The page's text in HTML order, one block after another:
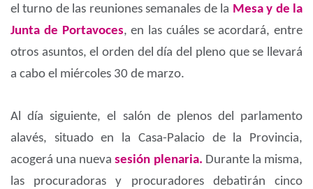
el turno de las reuniones semanales de la Mesa y de la
Junta de Portavoces, en las cuáles se acordará, entre
otros asuntos, el orden del día del pleno que se llevará
a cabo el miércoles 30 de marzo.
Al día siguiente, el salón de plenos del parlamento
alavés, situado en la Casa-Palacio de la Provincia,
acogerá una nuevasesión plenaria. Durante la misma,
las procuradoras y procuradores debatirán cinco